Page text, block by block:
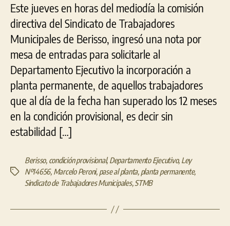
Este jueves en horas del mediodía la comisión
directiva del Sindicato de Trabajadores
Municipales de Berisso, ingresó una nota por
mesa de entradas para solicitarle al
Departamento Ejecutivo la incorporación a
planta permanente, de aquellos trabajadores
que al día de la fecha han superado los 12 meses
en la condición provisional, es decir sin
estabilidad […]
Etiquetas
Berisso, condición provisional,Departamento Ejecutivo, Ley
Nº14656, Marcelo Peroni, pase al planta, planta permanente,
Sindicato de Trabajadores Municipales,STMB